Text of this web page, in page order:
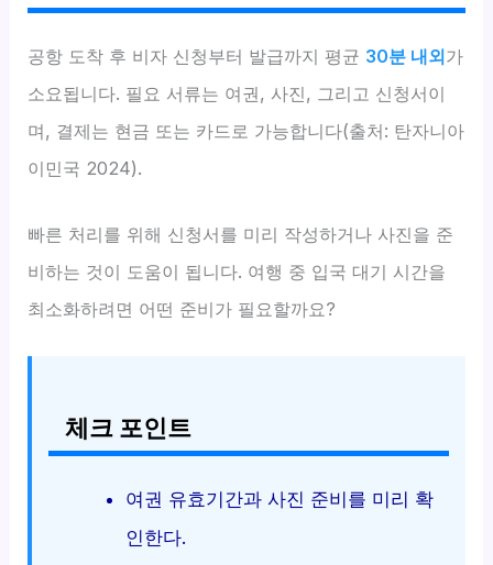
공항 도착 후 비자 신청부터 발급까지 평균 30분 내외가
소요됩니다. 필요 서류는 여권, 사진, 그리고 신청서이
며, 결제는 현금 또는 카드로 가능합니다(출처: 탄자니아
이민국 2024).
빠른 처리를 위해 신청서를 미리 작성하거나 사진을 준
비하는 것이 도움이 됩니다. 여행 중 입국 대기 시간을
최소화하려면 어떤 준비가 필요할까요?
체크 포인트
여권 유효기간과 사진 준비를 미리 확
인한다.